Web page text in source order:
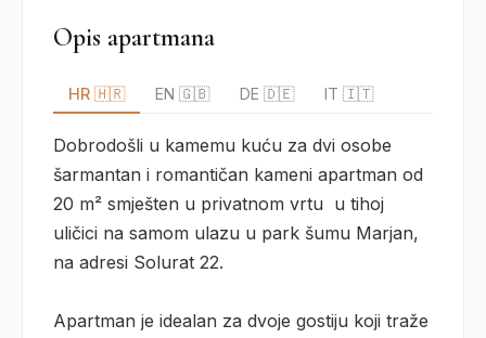
Opis apartmana
HR 🇭🇷 EN 🇬🇧 DE 🇩🇪 IT 🇮🇹
Dobrodošli u kamemu kuću za dvi osobe
šarmantan i romantičan kameni apartman od
20 m² smješten u privatnom vrtu  u tihoj
uličici na samom ulazu u park šumu Marjan,
na adresi Solurat 22.
Apartman je idealan za dvoje gostiju koji traže